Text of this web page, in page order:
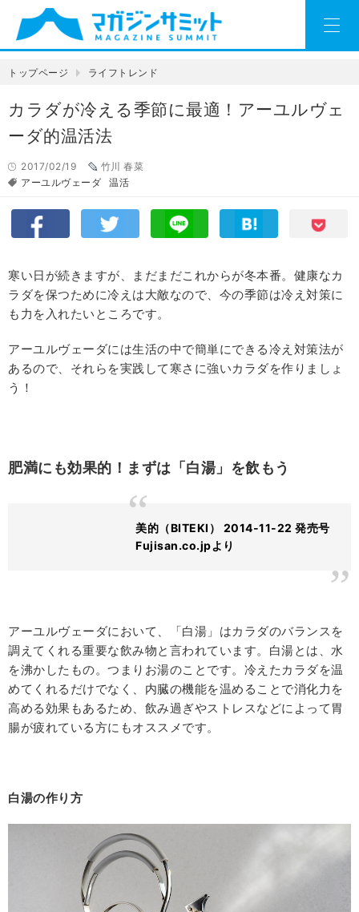
トップページ ライフトレンド
カラダが冷える季節に最適！アーユルヴェ
ーダ的温活法
2017/02/19
竹川 春菜
アーユルヴェーダ
温活
寒い日が続きますが、まだまだこれからが冬本番。健康なカ
ラダを保つために冷えは大敵なので、今の季節は冷え対策に
も力を入れたいところです。
アーユルヴェーダには生活の中で簡単にできる冷え対策法が
あるので、それらを実践して寒さに強いカラダを作りましょ
う！
肥満にも効果的！まずは「白湯」を飲もう
美的（BITEKI） 2014-11-22 発売号
Fujisan.co.jpより
アーユルヴェーダにおいて、「白湯」はカラダのバランスを
調えてくれる重要な飲み物と言われています。白湯とは、水
を沸かしたもの。つまりお湯のことです。冷えたカラダを温
めてくれるだけでなく、内臓の機能を温めることで消化力を
高める効果もあるため、飲み過ぎやストレスなどによって胃
腸が疲れている方にもオススメです。
白湯の作り方